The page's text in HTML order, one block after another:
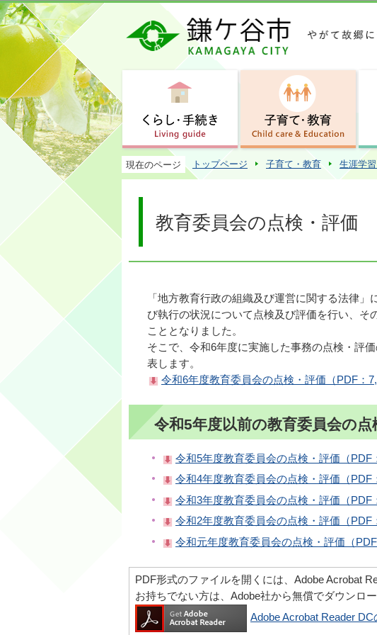
現在のページ トップページ 子育て・教育 生涯学
教育委員会の点検・評価
「地方教育行政の組織及び運営に関する法律
び執行の状況について点検及び評価を行い、そ
こととなりました。
そこで、令和6年度に実施した事務の点検・評
表します。
令和6年度教育委員会の点検・評価（PDF：
令和5年度以前の教育委員会の点
令和5年度教育委員会の点検・評価（PDF
令和4年度教育委員会の点検・評価（PDF
令和3年度教育委員会の点検・評価（PDF
令和2年度教育委員会の点検・評価（PDF
令和元年度教育委員会の点検・評価（PDF
PDF形式のファイルを開くには、Adobe Acrobat
お持ちでない方は、Adobe社から無償でダウンロー
Adobe Acrobat Reader